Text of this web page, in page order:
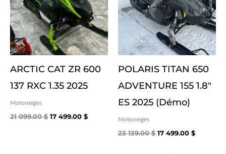
ARCTIC CAT ZR 600
137 RXC 1.35 2025
Motoneiges
21 099.00$ 17 499.00 $
POLARIS TITAN 650
ADVENTURE 155 1.8″
ES 2025 (Démo)
Motoneiges
23 139.00$ 17 499.00 $